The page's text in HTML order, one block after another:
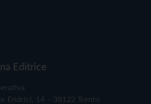
Editrice
Endrici, 14 – 38122 Trento